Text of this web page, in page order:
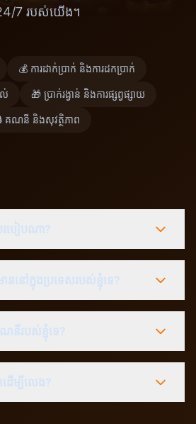
7 របស់យើង។
💰 ការដាក់ប្រាក់ និងការដកប្រាក់
ល់ 🎁 ប្រាក់រង្វាន់ និងការផ្សព្វផ្សាយ
គណនី និងសុវត្ថិភាព
របៀបណា?
នៅក្នុងប្រទេសរបស់ខ្ញុំទេ?
គណនីរបស់ខ្ញុំទេ?
ដើម្បីលេង?